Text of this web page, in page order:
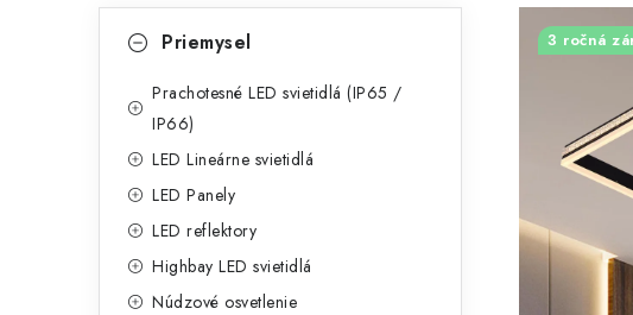
kategóriePriemysel
Prachotesné LED svietidlá (IP65 /
IP66)
LED Lineárne svietidlá
LED Panely
LED reflektory
Highbay LED svietidlá
Núdzové osvetlenie
3 ročná